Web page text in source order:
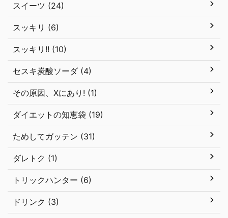
スイーツ (24)
スッキリ (6)
スッキリ!! (10)
セスキ炭酸ソーダ (4)
その原因、Xにあり! (1)
ダイエットの知恵袋 (19)
ためしてガッテン (31)
ダレトク (1)
トリックハンター (6)
ドリンク (3)